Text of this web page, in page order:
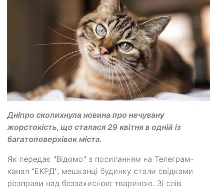
Дніпро сколихнула новина про нечувану
жорстокість, що сталася 29 квітня в одній із
багатоповерхівок міста.
Як передає "Відомо" з посиланням на Телеграм-
канал "ЕКРД", мешканці будинку стали свідками
розправи над беззахисною твариною. Зі слів